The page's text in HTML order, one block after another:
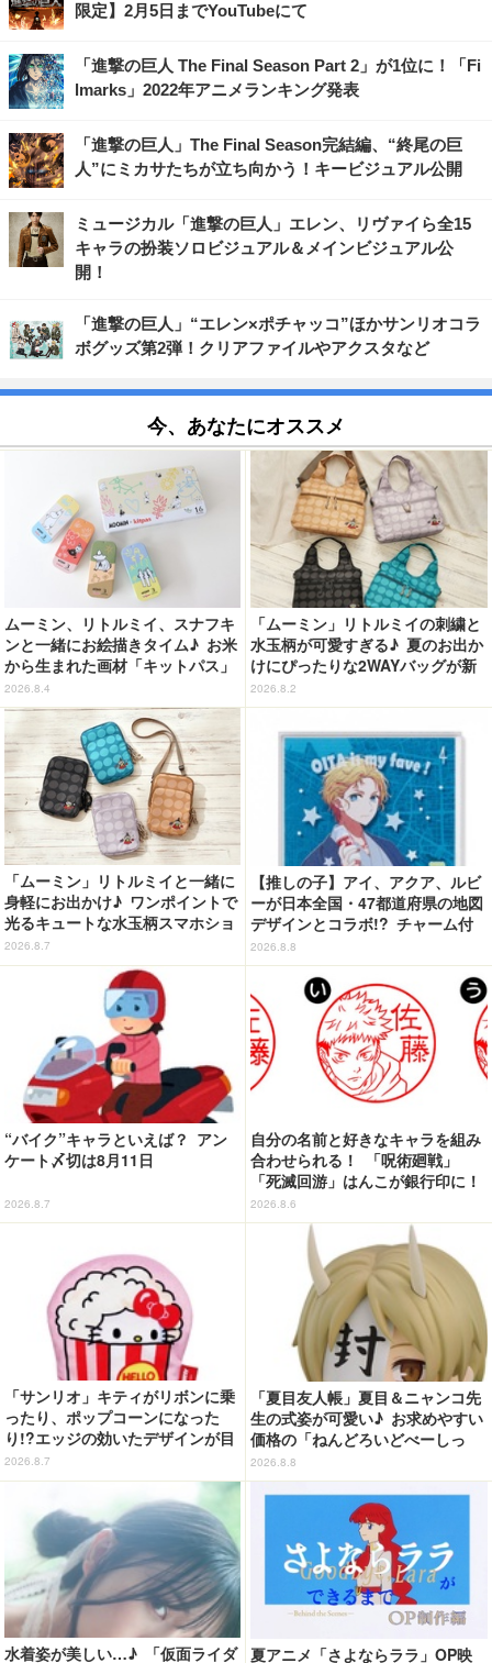
限定】2月5日までYouTubeにて
「進撃の巨人 The Final Season Part 2」が1位に！「Fi
lmarks」2022年アニメランキング発表
「進撃の巨人」The Final Season完結編、“終尾の巨
人”にミカサたちが立ち向かう！キービジュアル公開
ミュージカル「進撃の巨人」エレン、リヴァイら全15
キャラの扮装ソロビジュアル＆メインビジュアル公
開！
「進撃の巨人」“エレン×ポチャッコ”ほかサンリオコラ
ボグッズ第2弾！クリアファイルやアクスタなど
今、あなたにオススメ
ムーミン、リトルミイ、スナフキ
ンと一緒にお絵描きタイム♪ お米
から生まれた画材「キットパス」
コラボ登場【8月9日（ムーミンの
日）より発売】
2026.8.4
「ムーミン」リトルミイの刺繍と
水玉柄が可愛すぎる♪ 夏のお出か
けにぴったりな2WAYバッグが新
登場
2026.8.2
「ムーミン」リトルミイと一緒に
身軽にお出かけ♪ ワンポイントで
光るキュートな水玉柄スマホショ
ルダーが新登場！
2026.8.7
【推しの子】アイ、アクア、ルビ
ーが日本全国・47都道府県の地図
デザインとコラボ!? チャーム付
ピンバッジに♪
2026.8.8
“バイク”キャラといえば？ アン
ケート〆切は8月11日
2026.8.7
自分の名前と好きなキャラを組み
合わせられる！ 「呪術廻戦」
「死滅回游」はんこが銀行印に！
虎杖悠仁、乙骨憂太ら16キャラ追
加で全104種
2026.8.6
「サンリオ」キティがリボンに乗
ったり、ポップコーンになった
り!?エッジの効いたデザインが目
を引く♪ トートバッグやポーチが
登場
2026.8.7
「夏目友人帳」夏目＆ニャンコ先
生の式姿が可愛い♪ お求めやすい
価格の「ねんどろいどべーしっ
く」から登場！ ちんまい二人が
並んだ姿にキュン☆
2026.8.8
水着姿が美しい…♪ 「仮面ライダ
夏アニメ「さよならララ」OP映